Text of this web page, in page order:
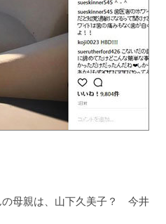
母親は、山下久美子？ 今井